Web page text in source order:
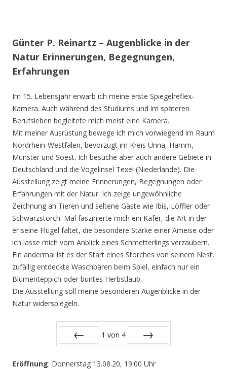
Günter P. Reinartz – Augenblicke in der
Natur Erinnerungen, Begegnungen,
Erfahrungen
Im 15. Lebensjahr erwarb ich meine erste Spiegelreflex-
Kamera. Auch während des Studiums und im späteren
Berufsleben begleitete mich meist eine Kamera.
Mit meiner Ausrüstung bewege ich mich vorwiegend im Raum
Nordrhein-Westfalen, bevorzugt im Kreis Unna, Hamm,
Münster und Soest. Ich besuche aber auch andere Gebiete in
Deutschland und die Vogelinsel Texel (Niederlande). Die
Ausstellung zeigt meine Erinnerungen, Begegnungen oder
Erfahrungen mit der Natur. Ich zeige ungewöhnliche
Zeichnung an Tieren und seltene Gäste wie Ibis, Löffler oder
Schwarzstorch. Mal faszinierte mich ein Käfer, die Art in der
er seine Flügel faltet, die besondere Stärke einer Ameise oder
ich lasse mich vom Anblick eines Schmetterlings verzaubern.
Ein andermal ist es der Start eines Storches von seinem Nest,
zufällig entdeckte Waschbären beim Spiel, einfach nur ein
Blumenteppich oder buntes Herbstlaub.
Die Ausstellung soll meine besonderen Augenblicke in der
Natur widerspiegeln.
1 von 4
Eröffnung: Donnerstag 13.08.20, 19.00 Uhr